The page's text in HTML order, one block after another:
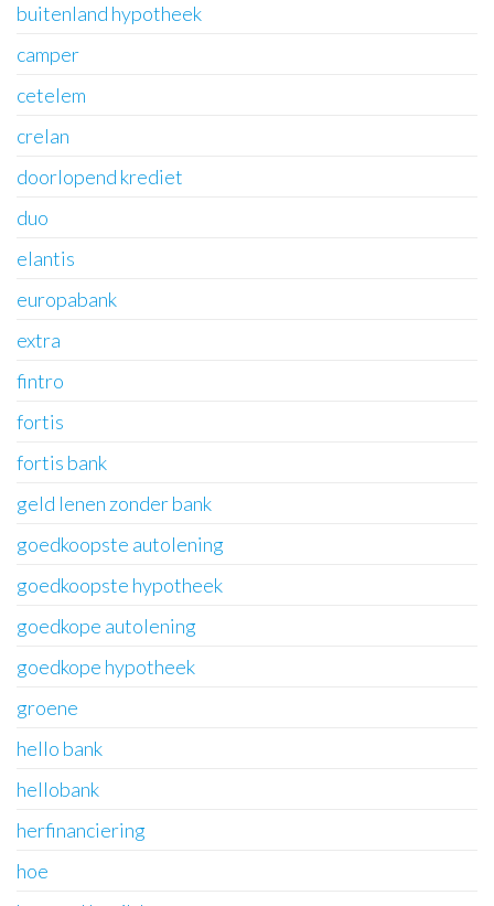
buitenland hypotheek
camper
cetelem
crelan
doorlopend krediet
duo
elantis
europabank
extra
fintro
fortis
fortis bank
geld lenen zonder bank
goedkoopste autolening
goedkoopste hypotheek
goedkope autolening
goedkope hypotheek
groene
hello bank
hellobank
herfinanciering
hoe